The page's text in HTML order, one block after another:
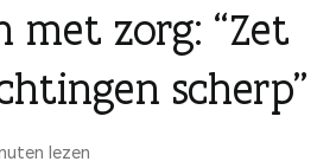
met zorg: “Zet
scherp”
lezen